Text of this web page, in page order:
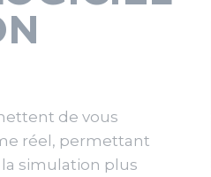
de vous
réel, permettant
simulation plus